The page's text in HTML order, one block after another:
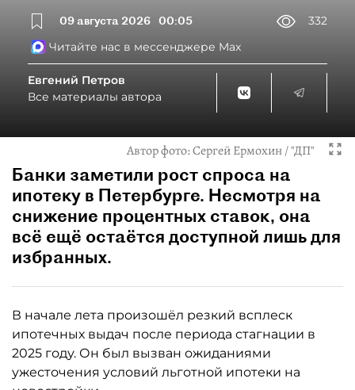
09 августа 2026 00:05
332
Читайте нас в мессенджере Max
Евгений Петров
Все материалы автора
Автор фото:Сергей Ермохин / "ДП"
Банки заметили рост спроса на
ипотеку в Петербурге. Несмотря на
снижение процентных ставок, она
всё ещё остаётся доступной лишь для
избранных.
В начале лета произошёл резкий всплеск
ипотечных выдач после периода стагнации в
2025 году. Он был вызван ожиданиями
ужесточения условий льготной ипотеки на